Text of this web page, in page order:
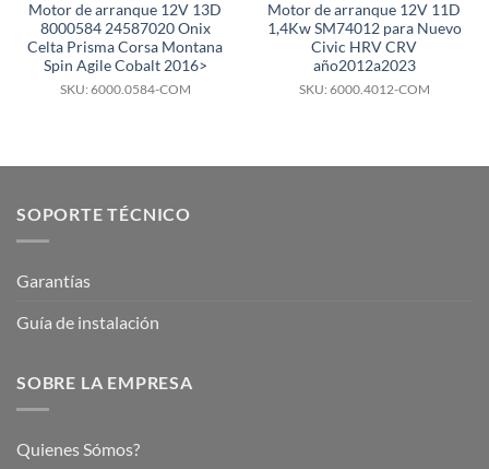
Motor de arranque 12V 13D
8000584 24587020 Onix
Celta Prisma Corsa Montana
Spin Agile Cobalt 2016>
SKU: 6000.0584-COM
Motor de arranque 12V 11D
1,4Kw SM74012 para Nuevo
Civic HRV CRV
año2012a2023
SKU: 6000.4012-COM
SOPORTE TÉCNICO
Garantías
Guía de instalación
SOBRE LA EMPRESA
Quienes Sómos?